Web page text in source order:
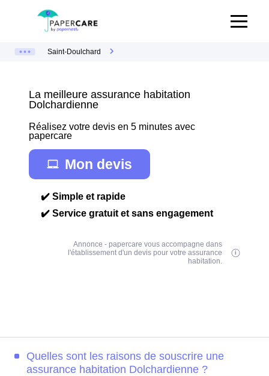
Saint-Doulchard
La meilleure assurance habitation
Dolchardienne
Réalisez votre devis en 5 minutes avec
papercare
Mon devis
✔️ Simple et rapide
✔️ Service gratuit et sans engagement
Annonce - papercare vous accompagne dans
l'établissement d'un devis pour votre assurance
habitation.
Quelles sont les raisons de souscrire une
assurance habitation Dolchardienne ?